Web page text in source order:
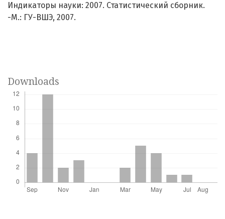
Индикаторы науки: 2007. Статистический сборник.
-М.: ГУ-ВШЭ, 2007.
Downloads